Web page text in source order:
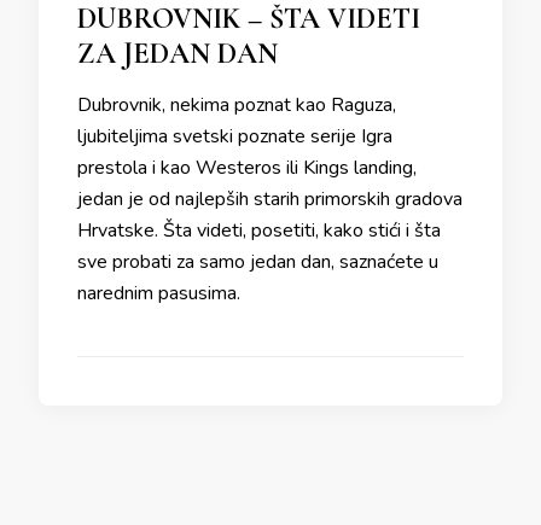
DUBROVNIK – ŠTA VIDETI
ZA JEDAN DAN
Dubrovnik, nekima poznat kao Raguza,
ljubiteljima svetski poznate serije Igra
prestola i kao Westeros ili Kings landing,
jedan je od najlepših starih primorskih gradova
Hrvatske. Šta videti, posetiti, kako stići i šta
sve probati za samo jedan dan, saznaćete u
narednim pasusima.